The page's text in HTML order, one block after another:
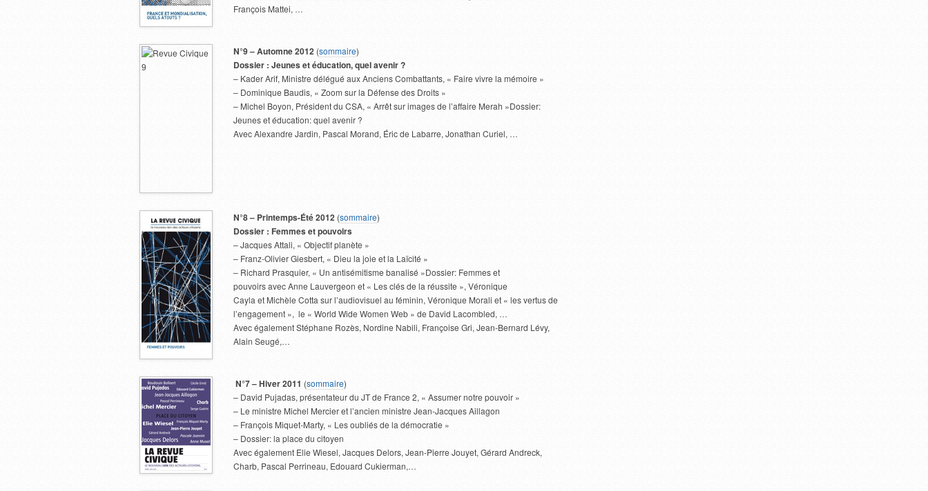
François Mattei, …
N°9 – Automne 2012 (sommaire)
Dossier : Jeunes et éducation, quel avenir ?
– Kader Arif, Ministre délégué aux Anciens Combattants, « Faire vivre la mémoire »
– Dominique Baudis, « Zoom sur la Défense des Droits »
– Michel Boyon, Président du CSA, « Arrêt sur images de l’affaire Merah »Dossier:
Jeunes et éducation: quel avenir ?
Avec Alexandre Jardin, Pascal Morand, Éric de Labarre, Jonathan Curiel, …
N°8 – Printemps-Été 2012 (sommaire)
Dossier : Femmes et pouvoirs
– Jacques Attali, « Objectif planète »
– Franz-Olivier Giesbert, « Dieu la joie et la Laïcité »
– Richard Prasquier, « Un antisémitisme banalisé »Dossier: Femmes et
pouvoirs avec Anne Lauvergeon et « Les clés de la réussite », Véronique
Cayla et Michèle Cotta sur l’audiovisuel au féminin, Véronique Morali et « les vertus de
l’engagement », le « World Wide Women Web » de David Lacombled, …
Avec également Stéphane Rozès, Nordine Nabili, Françoise Gri, Jean-Bernard Lévy,
Alain Seugé,…
N°7 – Hiver 2011 (sommaire)
– David Pujadas, présentateur du JT de France 2, « Assumer notre pouvoir »
– Le ministre Michel Mercier et l’ancien ministre Jean-Jacques Aillagon
– François Miquet-Marty, « Les oubliés de la démocratie »
– Dossier: la place du citoyen
Avec également Elie Wiesel, Jacques Delors, Jean-Pierre Jouyet, Gérard Andreck,
Charb, Pascal Perrineau, Edouard Cukierman,…